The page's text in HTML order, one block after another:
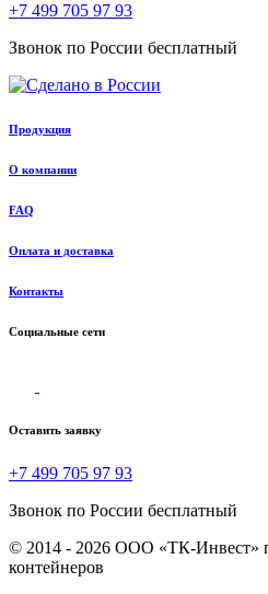
+7 499 705 97 93
Звонок по России бесплатный
Продукция
О компании
FAQ
Оплата и доставка
Контакты
Социальные сети
Оставить заявку
+7 499 705 97 93
Звонок по России бесплатный
© 2014 - 2026 ООО «ТК-Инвест»
контейнеров